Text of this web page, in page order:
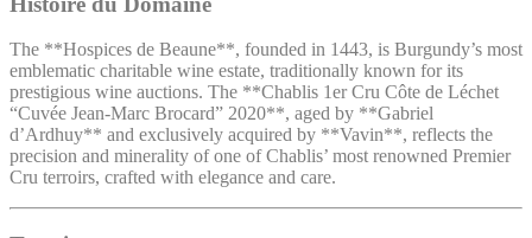
The **Hospices de Beaune**, founded in 1443, is Burgundy’s most
emblematic charitable wine estate, traditionally known for its
prestigious wine auctions. The **Chablis 1er Cru Côte de Léchet
“Cuvée Jean-Marc Brocard” 2020**, aged by **Gabriel
d’Ardhuy** and exclusively acquired by **Vavin**, reflects the
precision and minerality of one of Chablis’ most renowned Premier
Cru terroirs, crafted with elegance and care.